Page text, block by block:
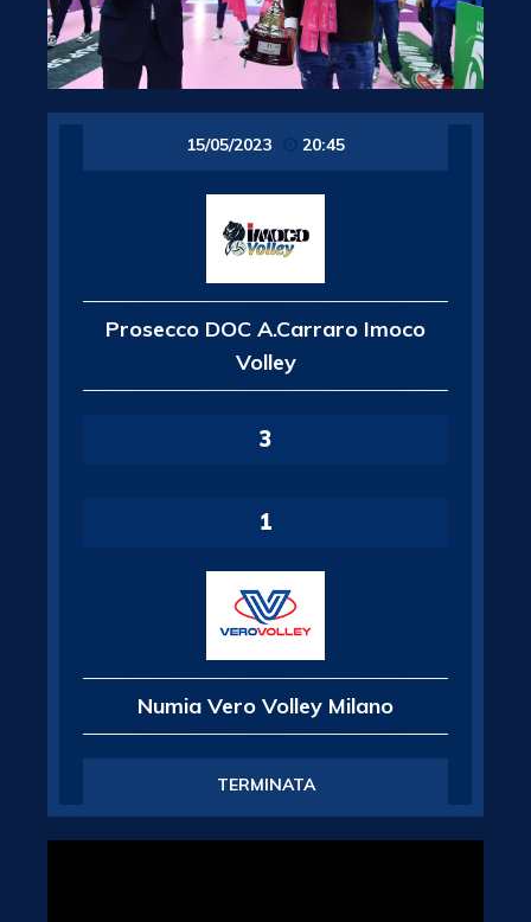
15/05/2023 20:45
Prosecco DOC A.Carraro Imoco
Volley
3
1
Numia Vero Volley Milano
TERMINATA